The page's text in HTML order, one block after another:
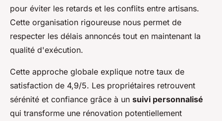
pour éviter les retards et les conflits entre artisans.
Cette organisation rigoureuse nous permet de
respecter les délais annoncés tout en maintenant la
qualité d'exécution.
Cette approche globale explique notre taux de
satisfaction de 4,9/5. Les propriétaires retrouvent
sérénité et confiance grâce à un suivi personnalisé
qui transforme une rénovation potentiellement